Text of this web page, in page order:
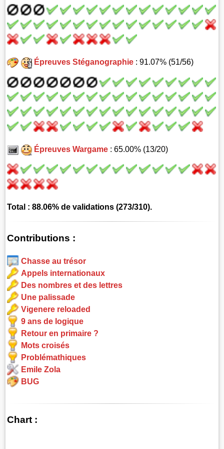
Épreuves Stéganographie: 91.07% (51/56)
Épreuves Wargame: 65.00% (13/20)
Total : 88.06% de validations (273/310).
Contributions :
Chasse au trésor
Appels internationaux
Des nombres et des lettres
Une palissade
Vigenere reloaded
9 ans de logique
Retour en primaire ?
Mots croisés
Problémathiques
Emile Zola
BUG
Chart :